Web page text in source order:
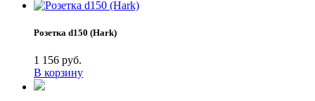
Розетка d150 (Hark)
1 156 руб.
В корзину